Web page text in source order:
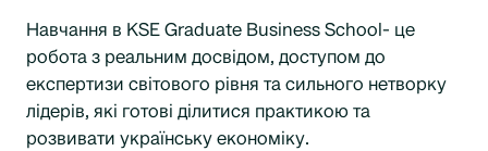
Навчання в KSE Graduate Business School- це
робота з реальним досвідом, доступом до
експертизи світового рівня та сильного нетворку
лідерів, які готові ділитися практикою та
розвивати українську економіку.